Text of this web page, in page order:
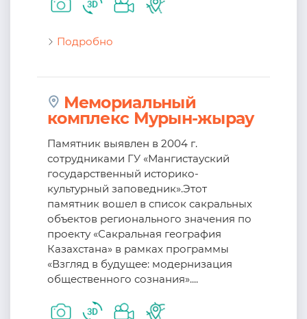
Подробно
Мемориальный
комплекс Мурын-жырау
Памятник выявлен в 2004 г.
сотрудниками ГУ «Мангистауский
государственный историко-
культурный заповедник».Этот
памятник вошел в список сакральных
объектов регионального значения по
проекту «Сакральная география
Казахстана» в рамках программы
«Взгляд в будущее: модернизация
общественного сознания»....